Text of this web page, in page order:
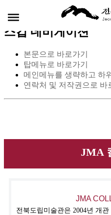
스킵 네비게이션
본문으로 바로가기
탑메뉴로 바로가기
메인메뉴를 생략하고 하
연락처 및 저작권으로 바
JMA
JMA
전북도립미술관은 2004년 개